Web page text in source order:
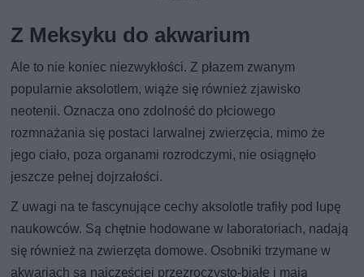
Z Meksyku do akwarium
Ale to nie koniec niezwykłości. Z płazem zwanym
popularnie aksolotlem, wiąże się również zjawisko
neotenii. Oznacza ono zdolność do płciowego
rozmnażania się postaci larwalnej zwierzęcia, mimo że
jego ciało, poza organami rozrodczymi, nie osiągnęło
jeszcze pełnej dojrzałości.
Z uwagi na te fascynujące cechy aksolotle trafiły pod lupę
naukowców. Są chętnie hodowane w laboratoriach, nadają
się również na zwierzęta domowe. Osobniki trzymane w
akwariach są najczęściej przezroczysto-białe i mają